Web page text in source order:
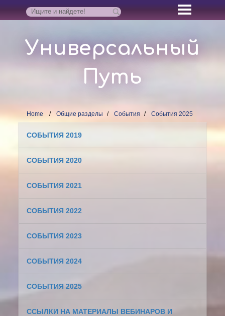
Универсальный
Путь
Home Общие разделы События События 2025
СОБЫТИЯ 2019
СОБЫТИЯ 2020
СОБЫТИЯ 2021
СОБЫТИЯ 2022
СОБЫТИЯ 2023
СОБЫТИЯ 2024
СОБЫТИЯ 2025
ССЫЛКИ НА МАТЕРИАЛЫ ВЕБИНАРОВ И